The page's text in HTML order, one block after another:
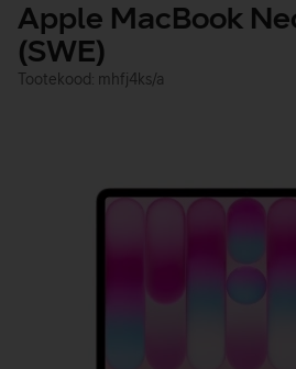
Apple MacBook
(SWE)
Tootekood: mhfj4ks/a